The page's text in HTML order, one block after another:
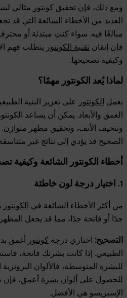
ومع ذلك، فإن تحقيق كونتور مثالي
العديد من الأخطاء الشائعة التي قد
مبالغًا فيه. سواء كنتِ مبتدئة أو
فإن إتقان تقنية الكونتور يتطلب فهم
وكيفية تصحيحها.
لماذا يُعد الكونتور مهمًا؟
يعمل الكونتور على تعزيز البنية
العمق والأبعاد. يمكن أن يساعد
وتنحيف الأنف، وتحقيق مظهر متوازن.
الصحيح قد يؤدي إلى نتائج غير متناسقة
أخطاء الكونتور الشائعة وكيفية
1. اختيار درجة لون خاطئة
من أكثر الأخطاء الشائعة في الكونتور
جدًا أو فاتحة جدًا، مما قد يجعل
التصحيح: اختاري درجة كونتور أغمق
الطبيعي. إذا كانت بشرتك فاتحة،
للبشرة المتوسطة، فالألوان البرونزية
للحصول على ألوان بشرة أعمق، فإن
الإسبريسو هي الأفضل.